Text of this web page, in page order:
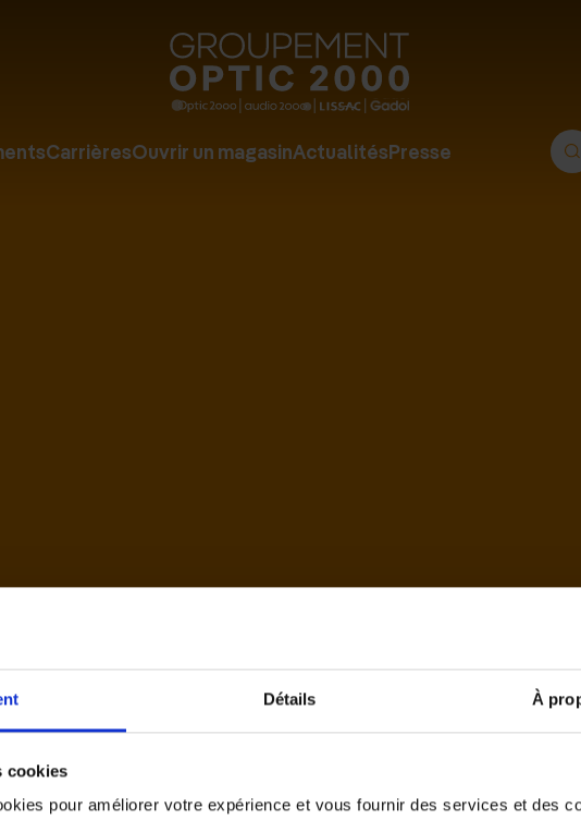
Détails À
cookies
pour améliorer votre expérience et vous fournir des services et des
Optic
-
CarrièresOuvrir un magasinActualitésPresse